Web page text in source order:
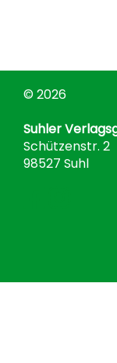
© 2026
Suhler
Schützenstr. 2
98527 Suhl